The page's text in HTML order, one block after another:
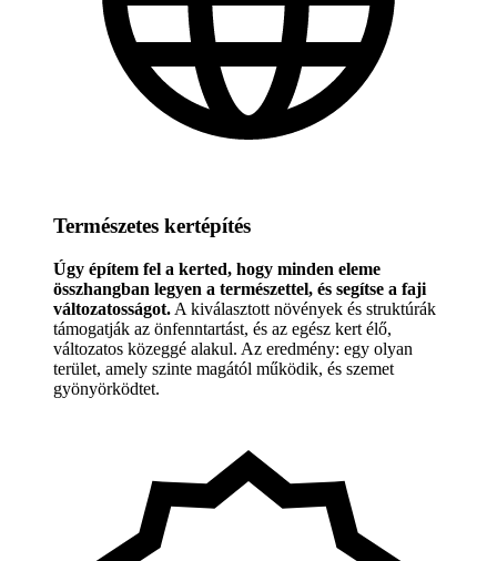
Természetes kertépítés
Úgy építem fel a kerted, hogy minden eleme
összhangban legyen a természettel, és segítse a faji
változatosságot. A kiválasztott növények és struktúrák
támogatják az önfenntartást, és az egész kert élő,
változatos közeggé alakul. Az eredmény: egy olyan
terület, amely szinte magától működik, és szemet
gyönyörködtet.